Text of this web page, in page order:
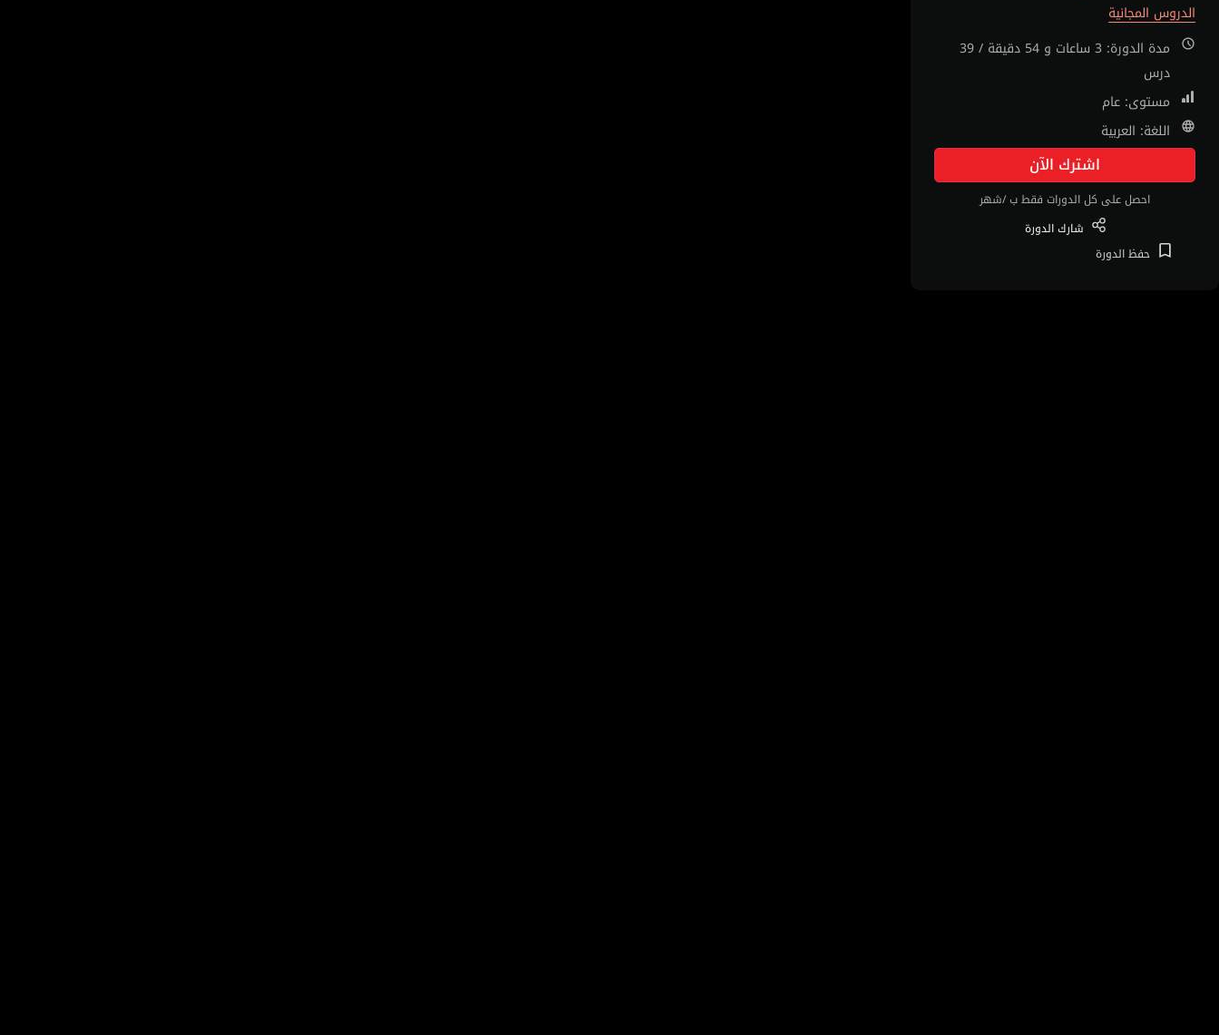
الدروس المجانية
مدة الدورة: 3 ساعات و 54 دقيقة / 39
درس
مستوى: عام
اللغة: العربية
اشترك الآن
احصل على كل الدورات فقط ب /شهر
شاركالدورة
حفظالدورة